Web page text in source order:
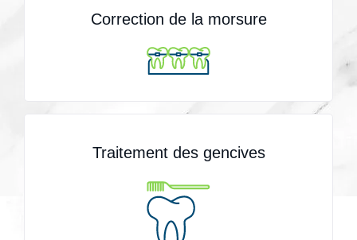
Correction de la morsure
Traitement des gencives